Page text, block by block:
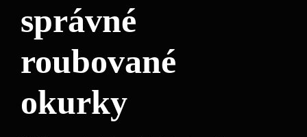
správné
roubované
okurky